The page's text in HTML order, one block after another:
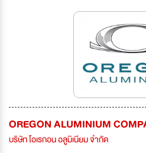
OREGON ALUMINIUM
บริษัท โอเรกอน อลูมิเนียม จำกัด